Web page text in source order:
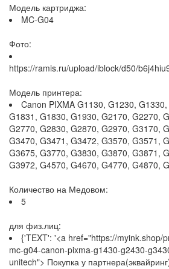
Модель картриджа:
MC-G04
Фото:
https://ramis.ru/upload/iblock/d50/
Модель принтера:
Canon PIXMA G1130, G1230,
G1831, G1830, G1930, G2170, G2270,
G2770, G2830, G2870, G2970, G3170,
G3470, G3471, G3472, G3570, G3571,
G3675, G3770, G3830, G3870, G3871,
G3972, G4570, G4670, G4770, G4870,
Количество на Медовом:
5
для физ.лиц:
{'TEXT': '<a href="https://myink.shop/
mc-g04-canon-pixma-g1430-g2430-
unitech"> Покупка у